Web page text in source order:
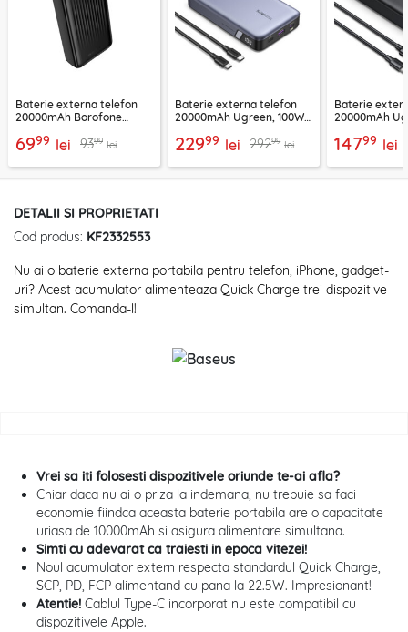
Baterie externa telefon
20000mAh Borofone
6999 lei 9399 lei
Baterie externa telefon
20000mAh Ugreen, 100W,
22999 lei 29299 lei
Baterie
20000mAh
14799 lei
DETALII SI PROPRIETATI
Cod produs: KF2332553
Nu ai o baterie externa portabila pentru telefon, iPhone, gadget-
uri? Acest acumulator alimenteaza Quick Charge trei dispozitive
simultan. Comanda-l!
Vrei sa iti folosesti dispozitivele oriunde te-ai afla?
Chiar daca nu ai o priza la indemana, nu trebuie sa faci
economie fiindca aceasta baterie portabila are o capacitate
uriasa de 10000mAh si asigura alimentare simultana.
Simti cu adevarat ca traiesti in epoca vitezei!
Noul acumulator extern respecta standardul Quick Charge,
SCP, PD, FCP alimentand cu pana la 22.5W. Impresionant!
Atentie! Cablul Type-C incorporat nu este compatibil cu
dispozitivele Apple.